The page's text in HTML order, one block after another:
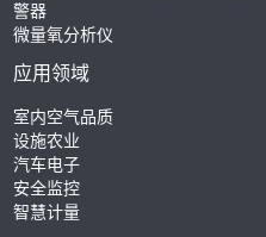
警器
微量氧分析仪
应用领域
室内空气品质
设施农业
汽车电子
安全监控
智慧计量